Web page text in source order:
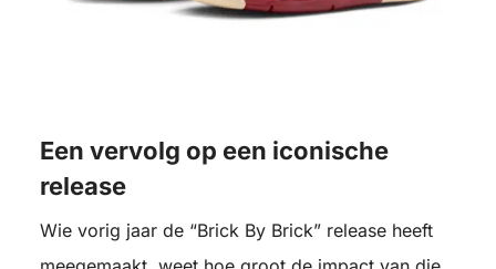
Een vervolg op een iconische
release
Wie vorig jaar de “Brick By Brick” release heeft